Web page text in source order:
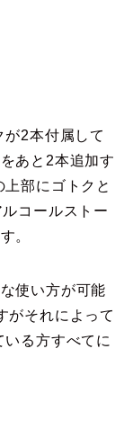
2本付属して
あと2本追加す
部にゴトクと
コールストー
。
使い方が可能
がそれによって
る方すべてに